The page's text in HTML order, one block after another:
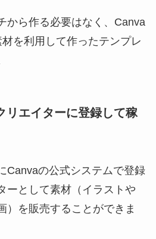
から作る必要はなく、Canva
を利用して作ったテンプレ
エイターに登録して稼
Canvaの公式システムで登録
ーとして素材（イラストや
）を販売することができま